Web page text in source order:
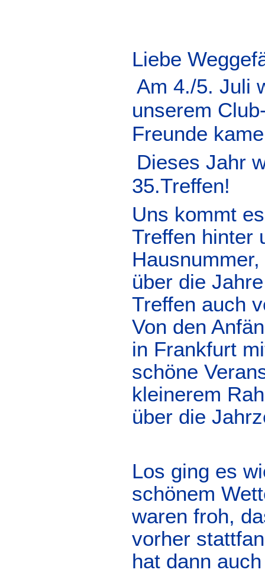
Liebe
Am 4./5. Juli
unserem
Freunde
Dieses Jahr
35.Treffen!
Uns kommt
Treffen hinter
über die
Treffen auch
Von den
in Frankfurt
schöne
kleinerem
über die
Los ging es
schönem
waren froh,
vorher
hat dann